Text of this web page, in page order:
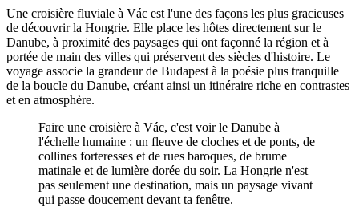
Une croisière fluviale à Vác est l'une des façons les plus gracieuses
de découvrir la Hongrie. Elle place les hôtes directement sur le
Danube, à proximité des paysages qui ont façonné la région et à
portée de main des villes qui préservent des siècles d'histoire. Le
voyage associe la grandeur de Budapest à la poésie plus tranquille
de la boucle du Danube, créant ainsi un itinéraire riche en contrastes
et en atmosphère.
Faire une croisière à Vác, c'est voir le Danube à
l'échelle humaine : un fleuve de cloches et de ponts, de
collines forteresses et de rues baroques, de brume
matinale et de lumière dorée du soir. La Hongrie n'est
pas seulement une destination, mais un paysage vivant
qui passe doucement devant ta fenêtre.